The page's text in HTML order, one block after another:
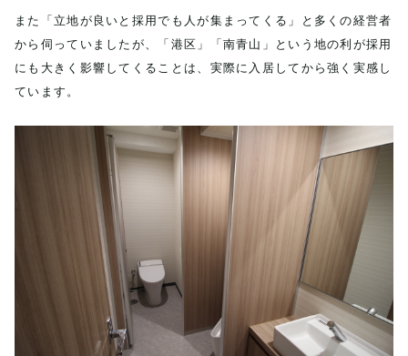
また「立地が良いと採用でも人が集まってくる」と多くの経営者
から伺っていましたが、「港区」「南青山」という地の利が採用
にも大きく影響してくることは、実際に入居してから強く実感し
ています。